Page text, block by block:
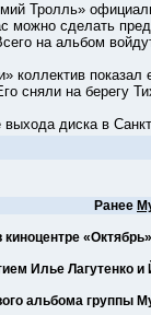
можно сделать
на альбом
показал
сняли на берегу
диска в Санкт-
Ранее
Илье Лагутенко и
альбома группы